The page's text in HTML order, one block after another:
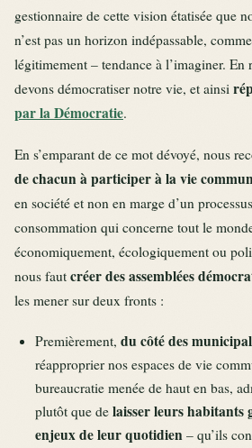
gestionnaire de cette vision étatisée que
n’est pas un horizon indépassable,
légitimement – tendance à l’imaginer. En
devons démocratiser notre vie, et ainsi
par la Démocratie.
En s’emparant de ce mot dévoyé, nous
de chacun à participer à la vie
en société et non en marge d’un
consommation qui concerne tout le
économiquement, écologiquement ou
nous faut créer des assemblées
les mener sur deux fronts :
Premièrement,du côté des
réapproprier nos espaces de vie
bureaucratie menée de haut en bas,
plutôt que delaisser leurs habitants
enjeux de leur quotidien – qu’ils